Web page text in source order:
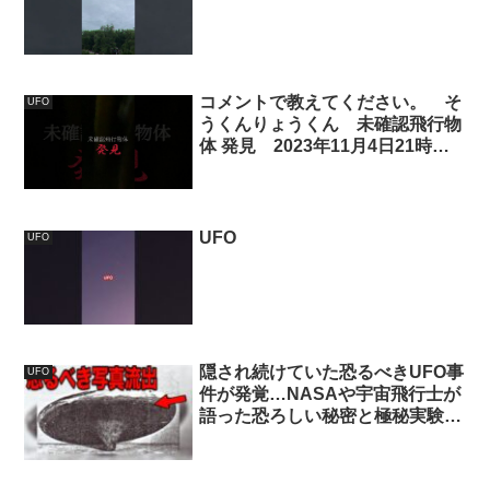
UFO
コメントで教えてください。 そ
うくんりょうくん 未確認飛行物
体 発見 2023年11月4日21時
UFO UFO
UFO
隠され続けていた恐るべきUFO事
件が発覚…NASAや宇宙飛行士が
語った恐ろしい秘密と極秘実験、